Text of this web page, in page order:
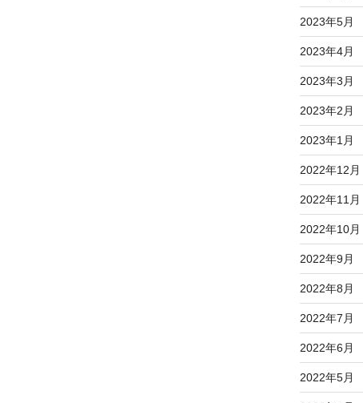
2023年5月
2023年4月
2023年3月
2023年2月
2023年1月
2022年12月
2022年11月
2022年10月
2022年9月
2022年8月
2022年7月
2022年6月
2022年5月